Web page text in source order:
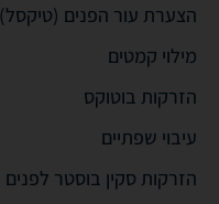
הצערת עור הפנים (טיקסל)
מילוי קמטים
הזרקות בוטוקס
עיבוי שפתיים
הזרקות סקין בוסטר לפנים